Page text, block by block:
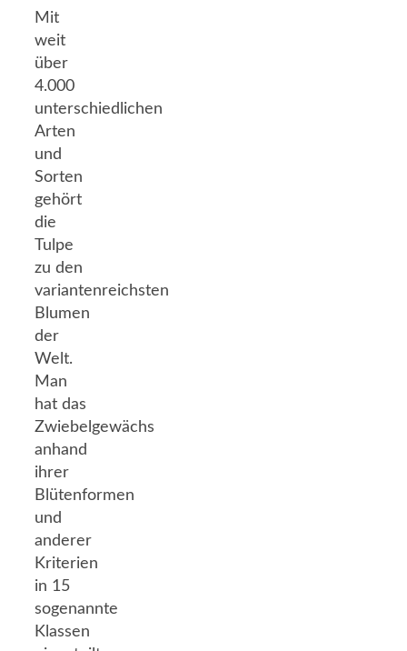
Mit
weit
über
4.000
unterschiedlichen
Arten
und
Sorten
gehört
die
Tulpe
zu den
variantenreichsten
Blumen
der
Welt.
Man
hat das
Zwiebelgewächs
anhand
ihrer
Blütenformen
und
anderer
Kriterien
in 15
sogenannte
Klassen